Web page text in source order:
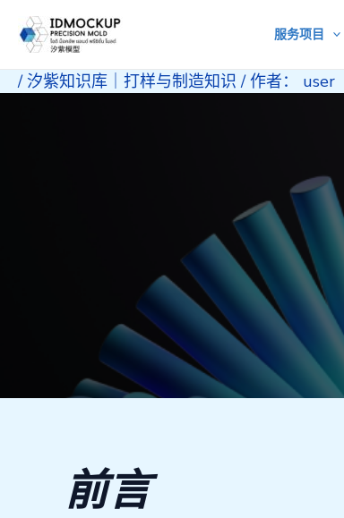
内
服务项目
/汐紫知识库｜打样与制造知识 / 作者： user
前言